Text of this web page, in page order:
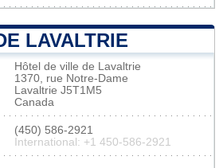
LAVALTRIE
Hôtel de ville de Lavaltrie
1370, rue Notre-Dame
Lavaltrie J5T1M5
Canada
(450) 586-2921
International: +1 450-586-2921